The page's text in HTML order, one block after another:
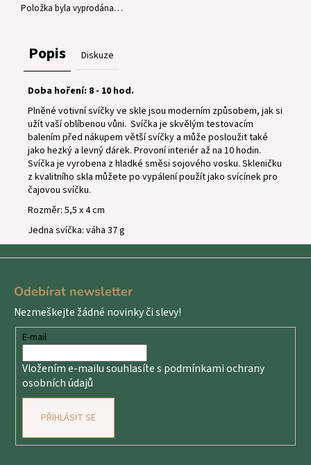
Položka byla vyprodána…
Popis Diskuze
Doba hoření: 8 - 10 hod.
Plněné votivní svíčky ve skle jsou moderním způsobem, jak si
užít vaší oblíbenou vůni. Svíčka je skvělým testovacím
balením před nákupem větší svíčky a může posloužit také
jako hezký a levný dárek. Provoní interiér až na 10 hodin.
Svíčka je vyrobena z hladké směsi sojového vosku. Skleničku
z kvalitního skla můžete po vypálení použít jako svícínek pro
čajovou svíčku.
Rozměr: 5,5 x 4 cm
Jedna svíčka: váha 37 g
Odebírat newsletter
Nezmeškejte žádné novinky či slevy!
E-mail
Vložením e-mailu souhlasíte s podmínkami ochrany
osobních údajů
PŘIHLÁSIT SE